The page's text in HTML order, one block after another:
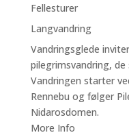
Fellesturer
Langvandring
Vandringsglede
pilegrimsvandring,
Vandringen starter
Rennebu og følger
Nidarosdomen.
More Info